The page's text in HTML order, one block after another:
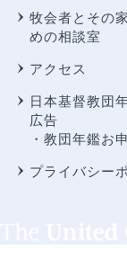
牧会者とその
めの相談室
アクセス
日本基督教団
広告
・教団年鑑お
プライバシー